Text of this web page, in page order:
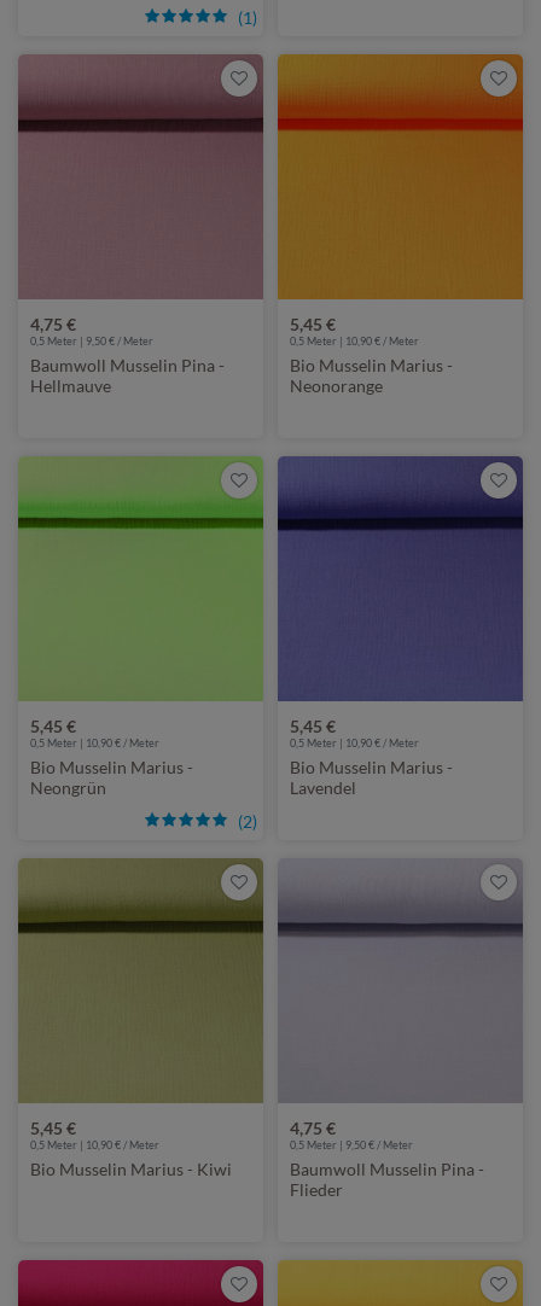
(1)
4,75 €
0,5 Meter | 9,50 € / Meter
Baumwoll Musselin Pina -
Hellmauve
5,45 €
0,5 Meter | 10,90 € / Meter
Bio Musselin Marius -
Neonorange
5,45 €
(2)
0,5 Meter | 10,90 € / Meter
Bio Musselin Marius -
Neongrün
5,45 €
0,5 Meter | 10,90 € / Meter
Bio Musselin Marius -
Lavendel
5,45 €
0,5 Meter | 10,90 € / Meter
Bio Musselin Marius - Kiwi
4,75 €
0,5 Meter | 9,50 € / Meter
Baumwoll Musselin Pina -
Flieder